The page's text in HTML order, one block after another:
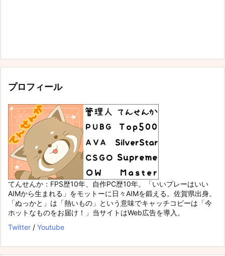
プロフィール
てんせんか：FPS歴10年、自作PC歴10年。「いいプレーはいい
AIMから生まれる」をモットーに日々AIMを鍛える。佐賀県出身。
「ぬっかと」は「熱いもの」という意味でキャッチコピーは「今
ホットなものをお届け！」当サイトはWeb広告を導入。
Twitter / Youtube